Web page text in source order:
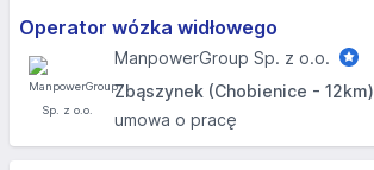
Operator wózka widłowego
ManpowerGroup Sp. z o.o.
Zbąszynek (Chobienice - 12km)
umowa o pracę